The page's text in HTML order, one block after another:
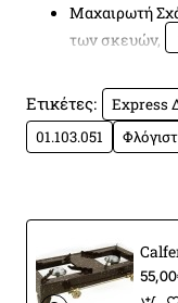
Μαχαιρωτή
των σκευών,
∆εξιά),
Υψηλής
ΕΛΛΗΝΙΚΗΣ
Ετικέτες:
Express
01.103.051